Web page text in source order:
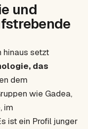
und
hinaus setzt
das
dem
wie Gadea,
im
ist ein Profil junger